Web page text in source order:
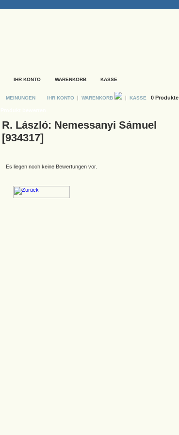
IHR KONTO WARENKORB KASSE
MEINUNGEN IHR KONTO | WARENKORB | KASSE 0 Produkte
R. László: Nemessanyi Sámuel
[934317]
Es liegen noch keine Bewertungen vor.